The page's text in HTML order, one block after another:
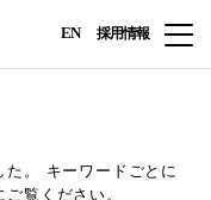
EN 採用情報
。
キーワードごとに
覧ください。